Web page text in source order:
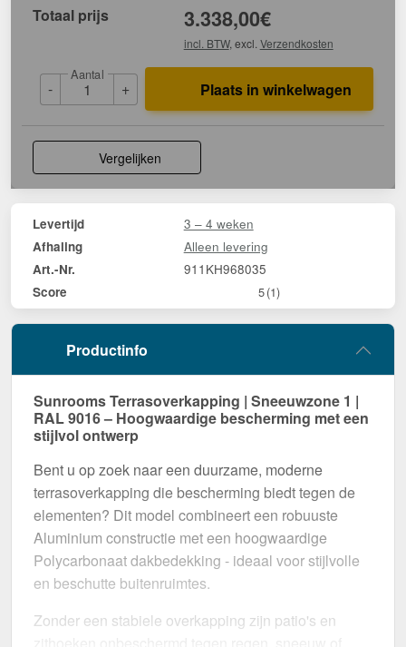
Totaal prijs
3.338,00€
incl. BTW, excl. Verzendkosten
-
Aantal
+ Plaats in winkelwagen
Vergelijken
Levertijd 3 – 4 weken
Afhaling Alleen levering
Art.-Nr. 911KH968035
Score 5(1)
Productinfo
Sunrooms Terrasoverkapping | Sneeuwzone 1 |
RAL 9016 – Hoogwaardige bescherming met een
stijlvol ontwerp
Bent u op zoek naar een duurzame, moderne
terrasoverkapping die bescherming biedt tegen de
elementen? Dit model combineert een robuuste
Aluminium constructie met een hoogwaardige
Polycarbonaat dakbedekking - ideaal voor stijlvolle
en beschutte buitenruimtes.
Zonder een stabiele overkapping zijn patio's en